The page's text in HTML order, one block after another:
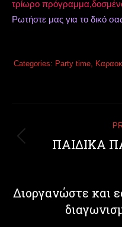
τρίωρο
Ρωτήστε μας για το δικό
Categories: Party time,
navigation
ΠΑΙΔΙΚΑ
Διοργανώστε και